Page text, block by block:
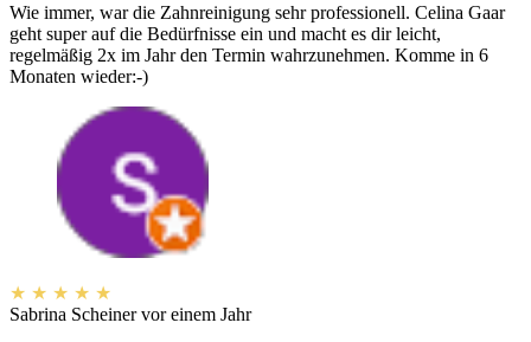
Wie immer, war die Zahnreinigung sehr professionell. Celina Gaar
geht super auf die Bedürfnisse ein und macht es dir leicht,
regelmäßig 2x im Jahr den Termin wahrzunehmen. Komme in 6
Monaten wieder:-)
★ ★ ★ ★ ★
Sabrina Scheiner vor einem Jahr